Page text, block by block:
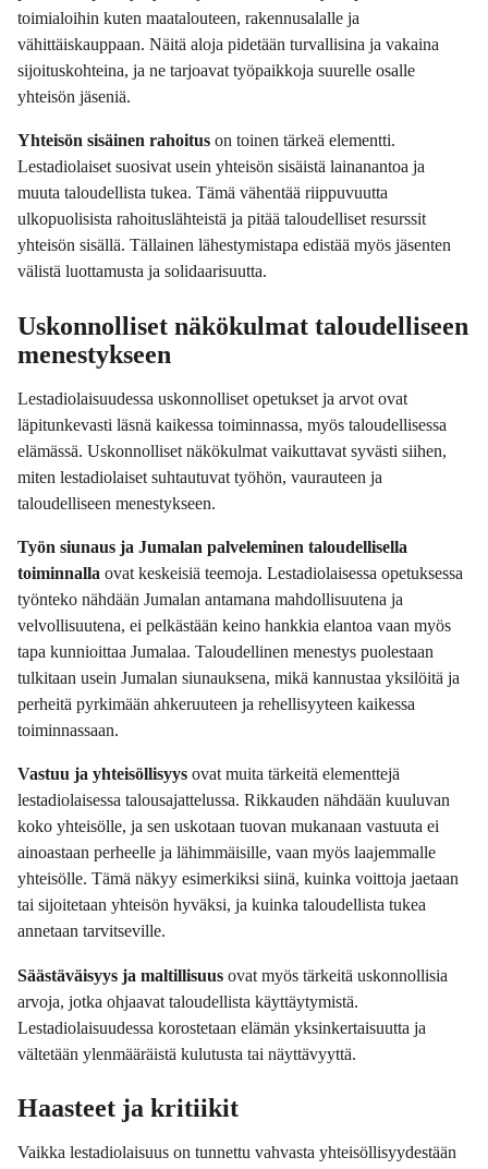
toimialoihin kuten maatalouteen, rakennusalalle ja
vähittäiskauppaan. Näitä aloja pidetään turvallisina ja vakaina
sijoituskohteina, ja ne tarjoavat työpaikkoja suurelle osalle
yhteisön jäseniä.
Yhteisön sisäinen rahoitus on toinen tärkeä elementti.
Lestadiolaiset suosivat usein yhteisön sisäistä lainanantoa ja
muuta taloudellista tukea. Tämä vähentää riippuvuutta
ulkopuolisista rahoituslähteistä ja pitää taloudelliset resurssit
yhteisön sisällä. Tällainen lähestymistapa edistää myös jäsenten
välistä luottamusta ja solidaarisuutta.
Uskonnolliset näkökulmat taloudelliseen
menestykseen
Lestadiolaisuudessa uskonnolliset opetukset ja arvot ovat
läpitunkevasti läsnä kaikessa toiminnassa, myös taloudellisessa
elämässä. Uskonnolliset näkökulmat vaikuttavat syvästi siihen,
miten lestadiolaiset suhtautuvat työhön, vaurauteen ja
taloudelliseen menestykseen.
Työn siunaus ja Jumalan palveleminen taloudellisella
toiminnalla ovat keskeisiä teemoja. Lestadiolaisessa opetuksessa
työnteko nähdään Jumalan antamana mahdollisuutena ja
velvollisuutena, ei pelkästään keino hankkia elantoa vaan myös
tapa kunnioittaa Jumalaa. Taloudellinen menestys puolestaan
tulkitaan usein Jumalan siunauksena, mikä kannustaa yksilöitä ja
perheitä pyrkimään ahkeruuteen ja rehellisyyteen kaikessa
toiminnassaan.
Vastuu ja yhteisöllisyys ovat muita tärkeitä elementtejä
lestadiolaisessa talousajattelussa. Rikkauden nähdään kuuluvan
koko yhteisölle, ja sen uskotaan tuovan mukanaan vastuuta ei
ainoastaan perheelle ja lähimmäisille, vaan myös laajemmalle
yhteisölle. Tämä näkyy esimerkiksi siinä, kuinka voittoja jaetaan
tai sijoitetaan yhteisön hyväksi, ja kuinka taloudellista tukea
annetaan tarvitseville.
Säästäväisyys ja maltillisuus ovat myös tärkeitä uskonnollisia
arvoja, jotka ohjaavat taloudellista käyttäytymistä.
Lestadiolaisuudessa korostetaan elämän yksinkertaisuutta ja
vältetään ylenmääräistä kulutusta tai näyttävyyttä.
Haasteet ja kritiikit
Vaikka lestadiolaisuus on tunnettu vahvasta yhteisöllisyydestään